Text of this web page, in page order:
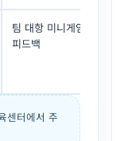
팀 대항 미니게임(룰 준수
피드백
센터에서 주